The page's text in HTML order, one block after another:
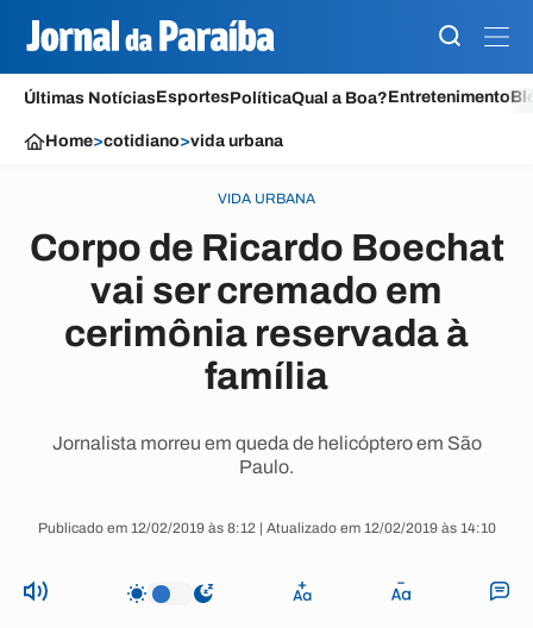
Últimas NotíciasEsportesPolíticaQual a Boa?Entretenimento
Home>cotidiano>vida urbana
VIDA URBANA
Corpo de Ricardo Boechat
vai ser cremado em
cerimônia reservada à
família
Jornalista morreu em queda de helicóptero em São
Paulo.
Publicado em 12/02/2019 às 8:12 | Atualizado em 12/02/2019 às 14:10